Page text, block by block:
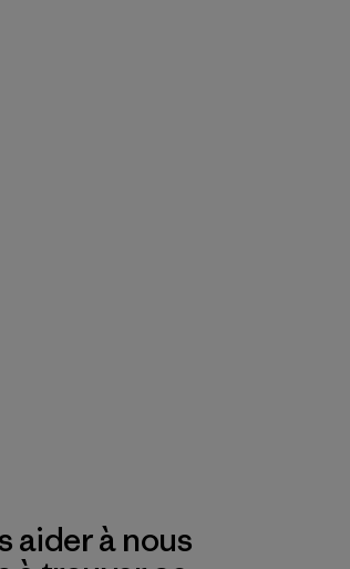
aider à nous